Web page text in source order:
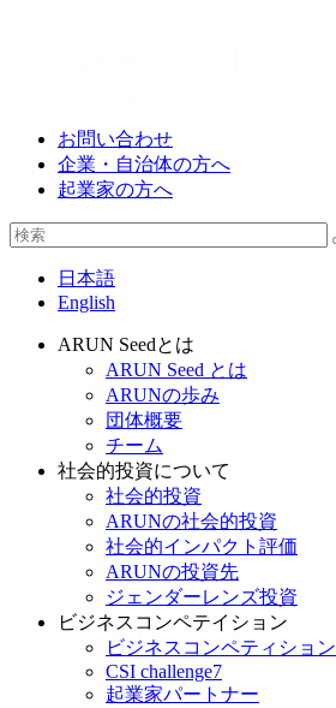
お問い合わせ
企業・自治体の方へ
起業家の方へ
日本語
English
ARUN Seedとは
ARUN Seed とは
ARUNの歩み
団体概要
チーム
社会的投資について
社会的投資
ARUNの社会的投資
社会的インパクト評価
ARUNの投資先
ジェンダーレンズ投資
ビジネスコンペテイション
ビジネスコンペティション
CSI challenge7
起業家パートナー